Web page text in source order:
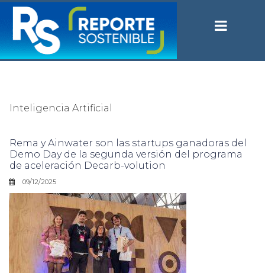
Inteligencia Artificial
Rema y Ainwater son las startups ganadoras del
Demo Day de la segunda versión del programa
de aceleración Decarb-volution
09/12/2025